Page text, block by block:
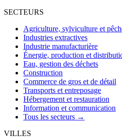
SECTEURS
Agriculture, sylviculture et
Industries extractives
Industrie manufacturière
Énergie, production et
Eau, gestion des déchets
Construction
Commerce de gros et de détail
Transports et entreposage
Hébergement et restauration
Information et communication
Tous les secteurs →
VILLES